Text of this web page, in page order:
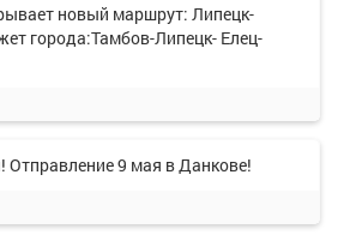
новый маршрут: Липецк-
города:Тамбов-Липецк- Елец-
9 мая в Данкове!